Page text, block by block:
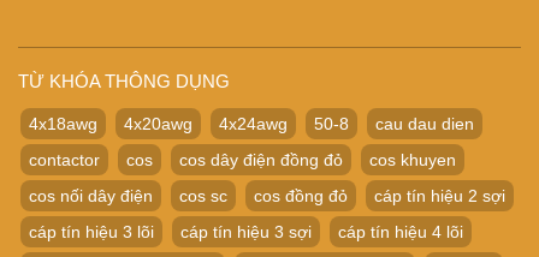
TỪ KHÓA THÔNG DỤNG
4x18awg 4x20awg 4x24awg 50-8
cau dau dien
contactor
cos cos dây điện đồng đỏ
cos khuyen
cos nối dây điện
cos sc cos đồng đỏ
cáp tín hiệu 2 sợi
cáp tín hiệu 3 lõi
cáp tín hiệu 3 sợi cáp tín hiệu 4 lõi